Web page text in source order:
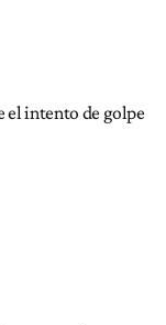
el intento de golpe